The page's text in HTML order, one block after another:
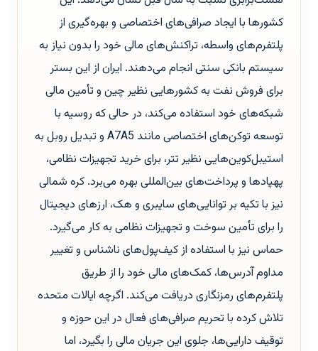
کشورها با ایجاد صرافی‌های اختصاصی و بهره‌گیری از
پلتفرم‌های واسطه، تراکنش‌های مالی خود را بدون نیاز به
سیستم بانکی سنتی انجام می‌دهند. ایران از این بستر
برای فروش نفت به کشورهایی نظیر چین و تأمین مالی
شبکه‌های خود استفاده می‌کند، در حالی که روسیه با
توسعه توکن‌های اختصاصی مانند A7A5 و تبدیل روبل به
استیبل‌کوین‌هایی نظیر تتر، برای خرید تجهیزات نظامی،
پهپادها و پرداخت‌های بین‌المللی بهره می‌برد. کره شمالی
نیز با تکیه بر توانایی‌های سایبری و هک، ارزهای دیجیتال
را برای تأمین سوخت و تجهیزات نظامی به کار می‌گیرد.
حماس نیز با استفاده از کیف‌پول‌های ناشناس و تغییر
مداوم آدرس‌ها، کمک‌های مالی خود را از طریق
پلتفرم‌های رمزنگاری دریافت می‌کند. اگرچه ایالات متحده
تلاش کرده با تحریم صرافی‌های فعال در این حوزه و
توقیف دارایی‌ها، جلوی این جریان مالی را بگیرد، اما